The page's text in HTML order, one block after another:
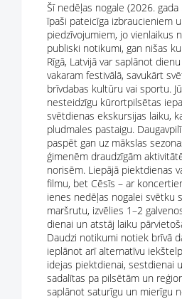
Šī nedēļas nogale (2026.
īpaši pateicīga izbraucieniem
piedzīvojumiem, jo vienlaikus
publiski notikumi, gan nišas
Rīgā, Latvijā var saplānot
vakaram festivālā, savukārt
brīvdabas kultūru vai sportu.
nesteidzīgu kūrortpilsētas
svētdienas ekskursijas laiku,
pludmales pastaigu.
paspēt gan uz mākslas
ģimenēm draudzīgām
norisēm. Liepājā piektdienas
filmu, bet Cēsīs – ar
ienes nedēļas nogalei svētku
maršrutu, izvēlies 1–2
dienai un atstāj laiku
Daudzi notikumi notiek brīvā
ieplānot arī alternatīvu
idejas piektdienai, sestdienai
sadalītas pa pilsētām un
saplānot saturīgu un mierīgu